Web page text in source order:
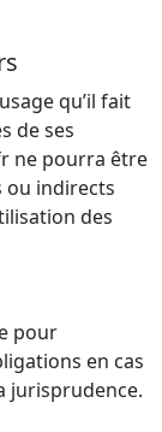
qu’il fait
de ses
ne pourra être
ou indirects
des
pour
en cas
jurisprudence.